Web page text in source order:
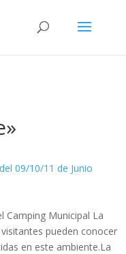
09/10/11 de Junio
Camping Municipal La
pueden conocer
en este ambiente.La